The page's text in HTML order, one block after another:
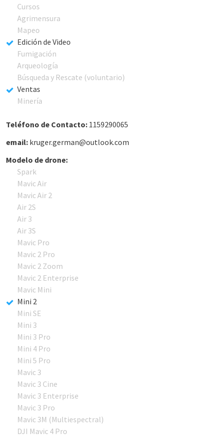
Cursos
Agrimensura
Mapeo
Edición de Video
Fumigación
Arqueología
Búsqueda y Rescate (voluntario)
Ventas
Minería
Teléfono de Contacto: 1159290065
email: kruger.german@outlook.com
Modelo de drone:
Spark
Mavic Air
Mavic Air 2
Air 2S
Air 3
Air 3S
Mavic Pro
Mavic 2 Pro
Mavic 2 Zoom
Mavic 2 Enterprise
Mavic Mini
Mini 2
Mini SE
Mini 3
Mini 3 Pro
Mini 4 Pro
Mini 5 Pro
Mavic 3
Mavic 3 Cine
Mavic 3 Enterprise
Mavic 3 Pro
Mavic 3M (Multiespectral)
DJI Mavic 4 Pro